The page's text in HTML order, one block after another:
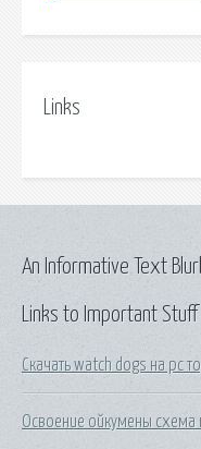
Links
Links to Important Stuff
Скачать watch dogs на pc
Освоение ойкумены схема
An Informative Text